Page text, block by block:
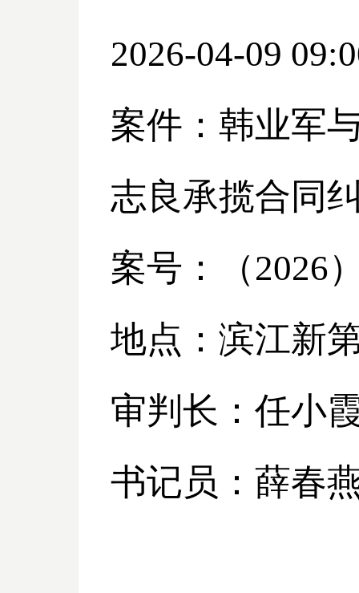
2026-04-09
案件：韩业军
志良承揽合同
案号：（2026
地点：滨江新
审判长：任小
书记员：薛春